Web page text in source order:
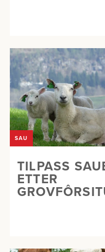
SAU
TILPASS
ETTER